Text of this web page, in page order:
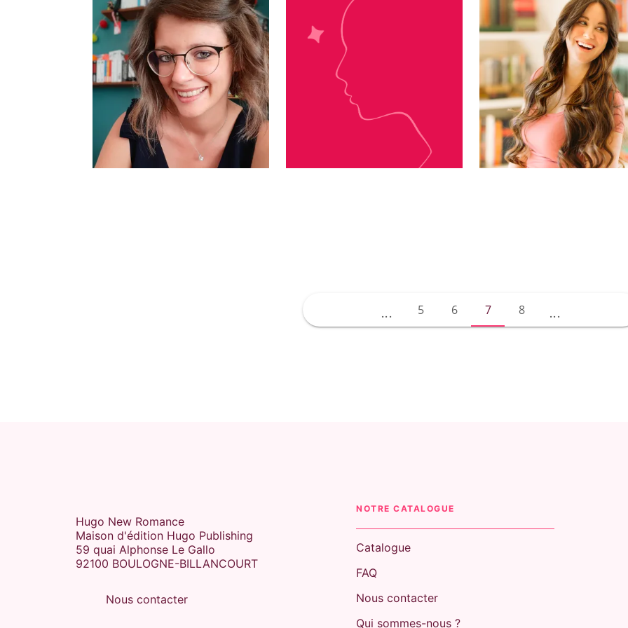
... 5 6 7 8 ...
Hugo New Romance
Maison d'édition Hugo Publishing
59 quai Alphonse Le Gallo
92100 BOULOGNE-BILLANCOURT
Nous contacter
NOTRE CATALOGUE
Catalogue
FAQ
Nous contacter
Qui sommes-nous ?